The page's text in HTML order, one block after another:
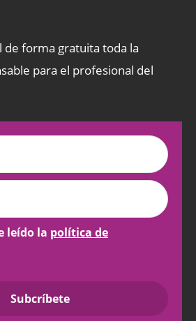
de forma gratuita toda la
para el profesional del
leído la política de